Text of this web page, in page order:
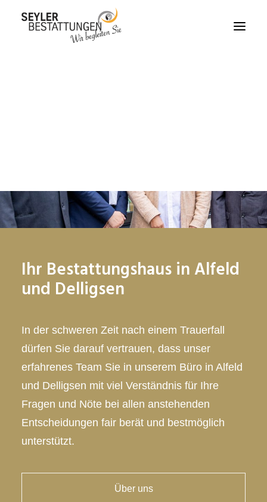
Ihr Bestattungshaus in Alfeld
und Delligsen
In der schweren Zeit nach einem Trauerfall
dürfen Sie darauf vertrauen, dass unser
erfahrenes Team Sie in unserem Büro in Alfeld
und Delligsen mit viel Verständnis für Ihre
Fragen und Nöte bei allen anstehenden
Entscheidungen fair berät und bestmöglich
unterstützt.
Über uns